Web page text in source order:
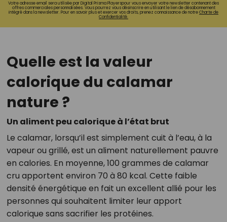
Votre adresse email sera utilisée par Digital Prisma Playerspour vous envoyer votre newsletter contenant des
offres commerciales personnalisées. Vous pourrez vous désinscrire en utilisant le lien de désabonnement
intégré dans la newsletter. Pour en savoir plus et exercer vos droits, prenez connaissance de notreCharte de
Confidentialité.
Quelle est la valeur
calorique du calamar
nature ?
Un aliment peu calorique à l’état brut
Le calamar, lorsqu’il est simplement cuit à l’eau, à la
vapeur ou grillé, est un aliment naturellement pauvre
en calories. En moyenne, 100 grammes de calamar
cru apportent environ 70 à 80 kcal. Cette faible
densité énergétique en fait un excellent allié pour les
personnes qui souhaitent limiter leur apport
calorique sans sacrifier les protéines.